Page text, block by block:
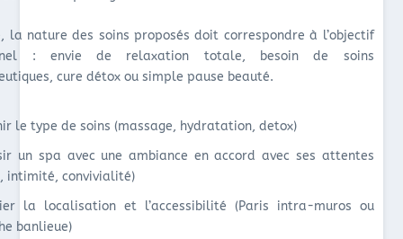
la nature des soins proposés doit correspondre à l’objectif
: envie de relaxation totale, besoin de soins
cure détox ou simple pause beauté.
le type de soins (massage, hydratation, detox)
un spa avec une ambiance en accord avec ses attentes
intimité, convivialité)
la localisation et l’accessibilité (Paris intra-muros ou
banlieue)